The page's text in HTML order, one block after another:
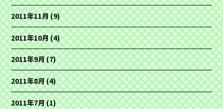
2011年11月(9)
2011年10月(4)
2011年9月(7)
2011年8月(4)
2011年7月(1)